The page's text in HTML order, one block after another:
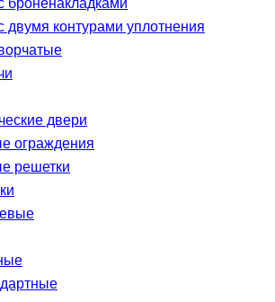
двумя контурами уплотнения
двери
ограждения
решетки